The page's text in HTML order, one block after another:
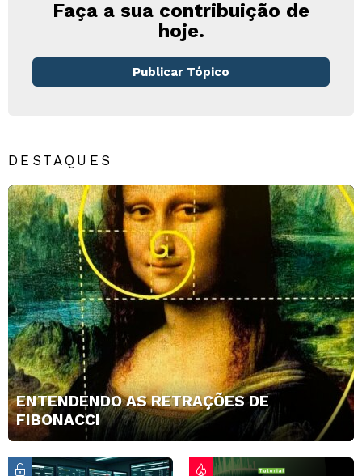
Faça a sua contribuição de
hoje.
Publicar Tópico
DESTAQUES
ENTENDENDO AS RETRAÇÕES DE
FIBONACCI